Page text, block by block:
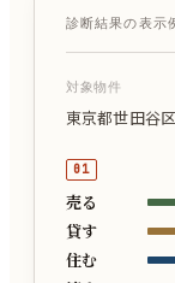
診断結果の表示
対象物件
東京都世田谷
01
売る
貸す
住む